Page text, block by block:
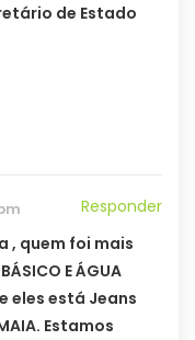
de Estado
Responder
, quem foi mais
E ÁGUA
eles está Jeans
MAIA. Estamos